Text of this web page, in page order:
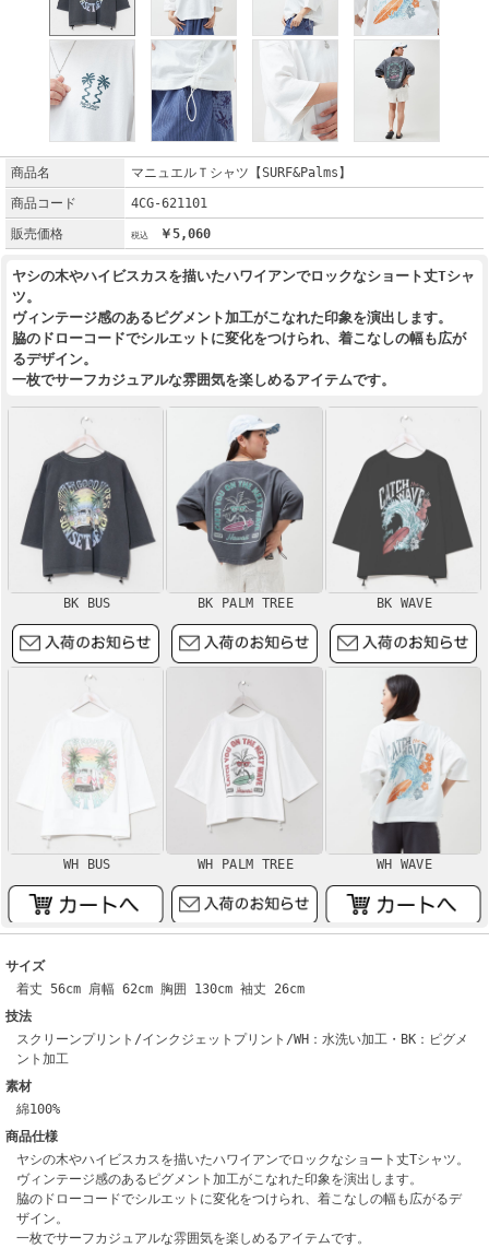
商品名
マニュエルＴシャツ【SURF&Palms】
商品コード
4CG-621101
販売価格
￥5,060
ヤシの木やハイビスカスを描いたハワイアンでロックなショート丈Tシャ
ツ。
ヴィンテージ感のあるピグメント加工がこなれた印象を演出します。
脇のドローコードでシルエットに変化をつけられ、着こなしの幅も広が
るデザイン。
一枚でサーフカジュアルな雰囲気を楽しめるアイテムです。
BK BUS BK PALM TREE BK WAVE
WH BUS WH PALM TREE WH WAVE
サイズ
着丈 56cm 肩幅 62cm 胸囲 130cm 袖丈 26cm
技法
スクリーンプリント/インクジェットプリント/WH：水洗い加工・BK：ピグメ
ント加工
素材
綿100%
商品仕様
ヤシの木やハイビスカスを描いたハワイアンでロックなショート丈Tシャツ。
ヴィンテージ感のあるピグメント加工がこなれた印象を演出します。
脇のドローコードでシルエットに変化をつけられ、着こなしの幅も広がるデ
ザイン。
一枚でサーフカジュアルな雰囲気を楽しめるアイテムです。